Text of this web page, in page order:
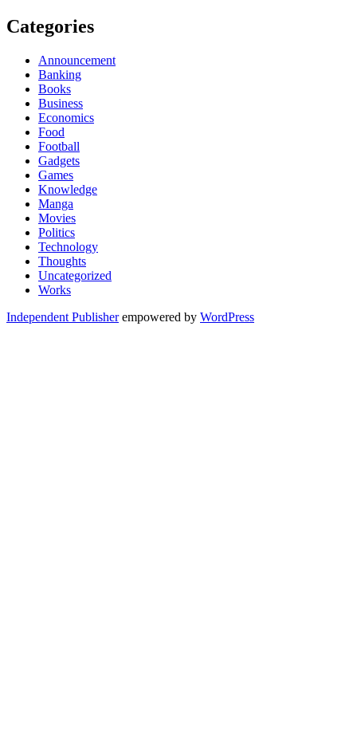
Categories
Announcement
Banking
Books
Business
Economics
Food
Football
Gadgets
Games
Knowledge
Manga
Movies
Politics
Technology
Thoughts
Uncategorized
Works
Independent Publisherempowered by WordPress